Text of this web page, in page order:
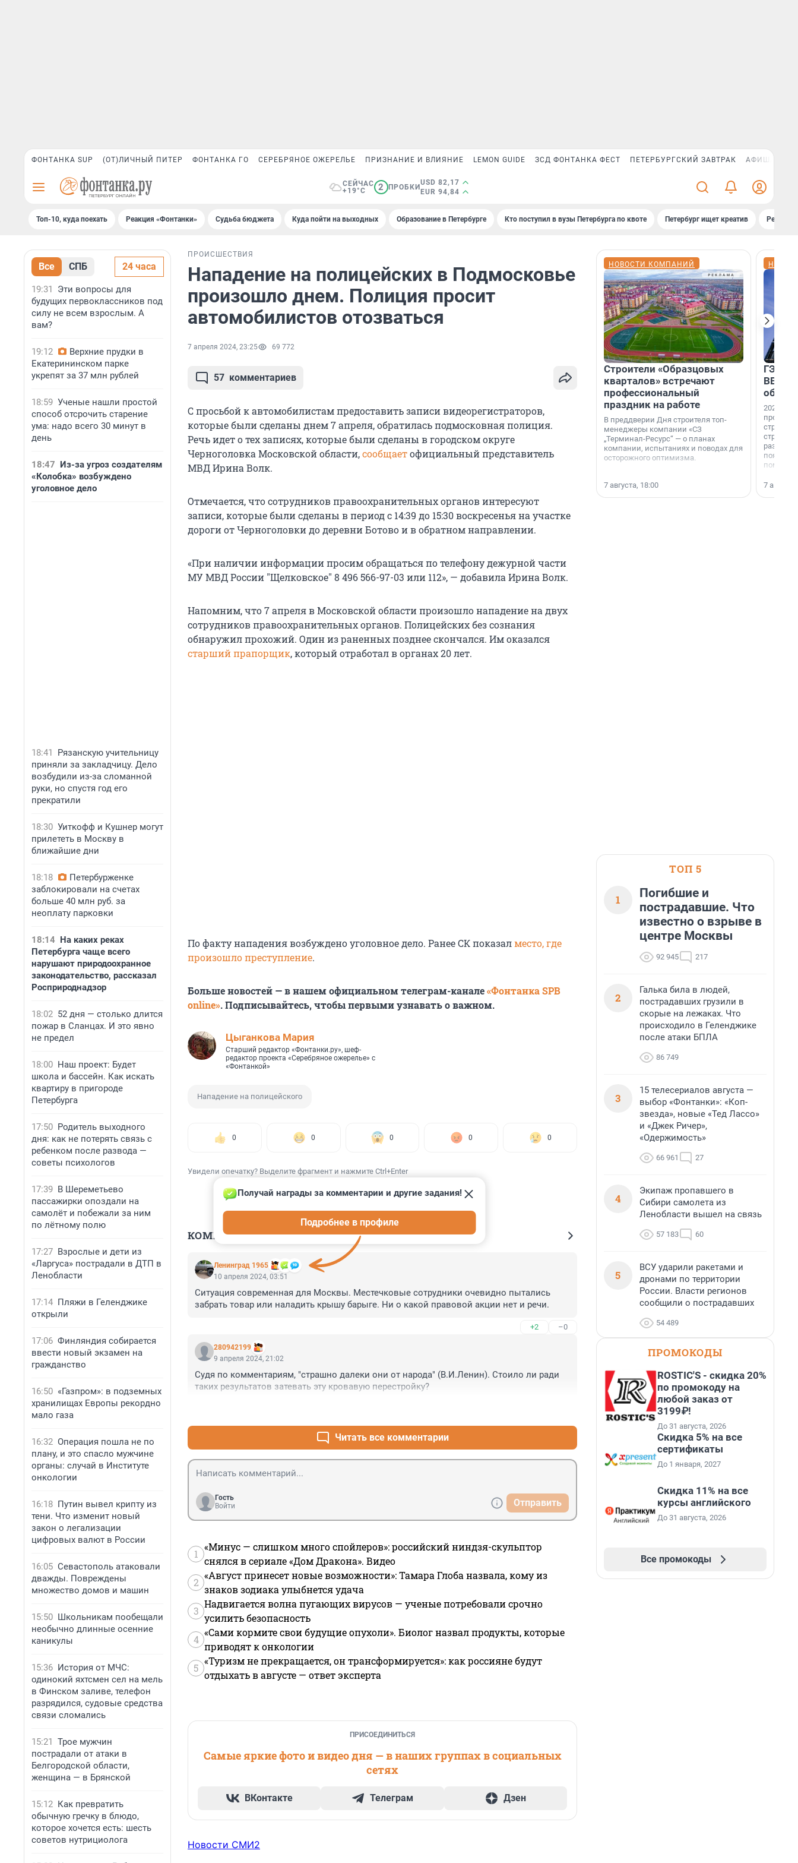
ФОНТАНКА SUP (ОТ)ЛИЧНЫЙ ПИТЕР ФОНТАНКА ГО СЕРЕБРЯНОЕ ОЖЕРЕЛЬЕ ПРИЗНАНИЕ И ВЛИЯНИЕ LEMON GUIDE ЗСД ФОНТАНКА ФЕСТ ПЕТЕРБУРГСКИЙ ЗАВТРАК АФИША PLUS
СЕЙЧАС
+19°C
2 ПРОБКИ
USD 82,17
EUR 94,84
Топ-10, куда поехать Реакция «Фонтанки» Судьба бюджета Куда пойти на выходных Образование в Петербурге Кто поступил в вузы Петербурга по квоте Петербург ищет креатив
Все СПБ 24 часа
19:31
Эти вопросы для
будущих первоклассников под
силу не всем взрослым. А
вам?
19:12
Верхние прудки в
Екатерининском парке
укрепят за 37 млн рублей
18:59 Ученые нашли простой
способ отсрочить старение
ума: надо всего 30 минут в
день
18:47 Из-за угроз создателям
«Колобка» возбуждено
уголовное дело
18:41
Рязанскую учительницу
приняли за закладчицу. Дело
возбудили из-за сломанной
руки, но спустя год его
прекратили
18:30 Уиткофф и Кушнер могут
прилететь в Москву в
ближайшие дни
18:18
Петербурженке
заблокировали на счетах
больше 40 млн руб. за
неоплату парковки
18:14 На каких реках
Петербурга чаще всего
нарушают природоохранное
законодательство, рассказал
Росприроднадзор
18:02 52 дня — столько длится
пожар в Сланцах. И это явно
не предел
18:00 Наш проект: Будет
школа и бассейн. Как искать
квартиру в пригороде
Петербурга
17:50 Родитель выходного
дня: как не потерять связь с
ребенком после развода —
советы психологов
17:39 В Шереметьево
пассажирки опоздали на
самолёт и побежали за ним
по лётному полю
17:27 Взрослые и дети из
«Ларгуса» пострадали в ДТП в
Ленобласти
17:14 Пляжи в Геленджике
открыли
17:06 Финляндия собирается
ввести новый экзамен на
гражданство
16:50 «Газпром»: в подземных
хранилищах Европы рекордно
мало газа
16:32 Операция пошла не по
плану, и это спасло мужчине
органы: случай в Институте
онкологии
16:18 Путин вывел крипту из
тени. Что изменит новый
закон о легализации
цифровых валют в России
16:05 Севастополь атаковали
дважды. Повреждены
множество домов и машин
15:50 Школьникам пообещали
необычно длинные осенние
каникулы
15:36 История от МЧС:
одинокий яхтсмен сел на мель
в Финском заливе, телефон
разрядился, судовые средства
связи сломались
15:21 Трое мужчин
пострадали от атаки в
Белгородской области,
женщина — в Брянской
15:12 Как превратить
обычную гречку в блюдо,
которое хочется есть: шесть
советов нутрициолога
ПРОИСШЕСТВИЯ
Нападение на полицейских в Подмосковье
произошло днем. Полиция просит
автомобилистов отозваться
7 апреля 2024, 23:25 69 772
57 комментариев
С просьбой к автомобилистам предоставить записи видеорегистраторов,
которые были сделаны днем 7 апреля, обратилась подмосковная полиция.
Речь идет о тех записях, которые были сделаны в городском округе
Черноголовка Московской области,сообщаетофициальный представитель
МВД Ирина Волк.
Отмечается, что сотрудников правоохранительных органов интересуют
записи, которые были сделаны в период с 14:39 до 15:30 воскресенья на участке
дороги от Черноголовки до деревни Ботово и в обратном направлении.
«При наличии информации просим обращаться по телефону дежурной части
МУ МВД России "Щелковское" 8 496 566-97-03 или 112», — добавила Ирина Волк.
Напомним, что 7 апреля в Московской области произошло нападение на двух
сотрудников правоохранительных органов. Полицейских без сознания
обнаружил прохожий. Один из раненных позднее скончался. Им оказался
старший прапорщик, который отработал в органах 20 лет.
По факту нападения возбуждено уголовное дело. Ранее СК показалместо, где
произошло преступление.
Больше новостей — в нашем официальном телеграм-канале«Фонтанка SPB
online». Подписывайтесь, чтобы первыми узнавать о важном.
Цыганкова Мария
Старший редактор «Фонтанки.ру», шеф-
редактор проекта «Серебряное ожерелье» с
«Фонтанкой»
Нападение на полицейского
0 0 0 0 0
Увидели опечатку? Выделите фрагмент и нажмите Ctrl+Enter
КОММЕНТАРИИ 57
Ленинград 1965
Получай награды за комментарии и другие задания!
Подробнее в профиле
10 апреля 2024, 03:51
Ситуация современная для Москвы. Местечковые сотрудники очевидно пытались
забрать товар или наладить крышу барыге. Ни о какой правовой акции нет и речи.
+2 –0
280942199
9 апреля 2024, 21:02
Судя по комментариям, "страшно далеки они от народа" (В.И.Ленин). Стоило ли ради
таких результатов затевать эту кровавую перестройку?
Читать все комментарии
Гость
Войти
Отправить
1
«Минус — слишком много спойлеров»: российский ниндзя-скульптор
снялся в сериале «Дом Дракона». Видео
2
«Август принесет новые возможности»: Тамара Глоба назвала, кому из
знаков зодиака улыбнется удача
3
Надвигается волна пугающих вирусов — ученые потребовали срочно
усилить безопасность
4
«Сами кормите свои будущие опухоли». Биолог назвал продукты, которые
приводят к онкологии
5
«Туризм не прекращается, он трансформируется»: как россияне будут
отдыхать в августе — ответ эксперта
ПРИСОЕДИНИТЬСЯ
Самые яркие фото и видео дня — в наших группах в социальных
сетях
ВКонтакте Телеграм Дзен
Новости СМИ2
НОВОСТИ КОМПАНИЙ
Строители «Образцовых
кварталов» встречают
профессиональный
праздник на работе
В преддверии Дня строителя топ-
менеджеры компании «СЗ
„Терминал-Ресурс“ — о планах
компании, испытаниях и поводах для
осторожного оптимизма.
7 августа, 18:00
ГЭС,
ВВП: в
об
2026-й —
раз. В
7
ТОП 5
1
Погибшие и
пострадавшие. Что
известно о взрыве в
центре Москвы
92 945 217
2
Галька била в людей,
пострадавших грузили в
скорые на лежаках. Что
происходило в Геленджике
после атаки БПЛА
86 749
3
15 телесериалов августа —
выбор «Фонтанки»: «Коп-
звезда», новые «Тед Лассо»
и «Джек Ричер»,
«Одержимость»
66 961 27
4
Экипаж пропавшего в
Сибири самолета из
Ленобласти вышел на связь
57 183 60
5
ВСУ ударили ракетами и
дронами по территории
России. Власти регионов
сообщили о пострадавших
54 489
ПРОМОКОДЫ
ROSTIC'S - скидка 20%
по промокоду на
любой заказ от
3199₽!
До 31 августа, 2026
Скидка 5% на все
сертификаты
До 1 января, 2027
Скидка 11% на все
курсы английского
До 31 августа, 2026
Все промокоды